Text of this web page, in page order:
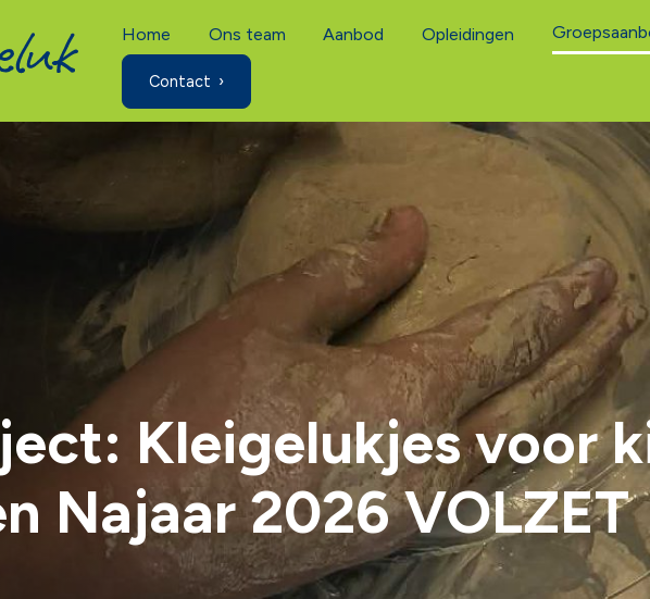
Home Ons team Aanbod Opleidingen
Contact
Kleigelukjes voor
Najaar 2026 VOLZET